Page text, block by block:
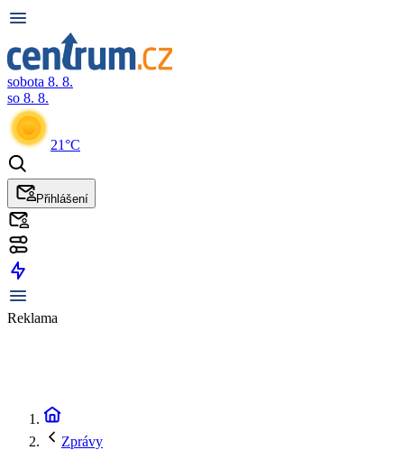
sobota 8. 8.
so 8. 8.
21°C
Přihlášení
Reklama
Zprávy